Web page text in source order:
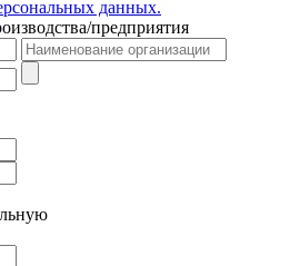
данных.
предприятия